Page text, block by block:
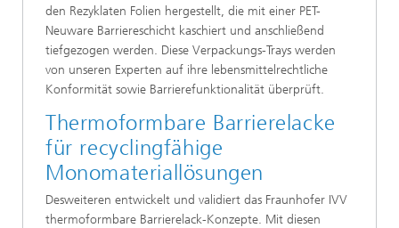
den Rezyklaten Folien hergestellt, die mit einer PET-
Neuware Barriereschicht kaschiert und anschließend
tiefgezogen werden. Diese Verpackungs-Trays werden
von unseren Experten auf ihre lebensmittelrechtliche
Konformität sowie Barrierefunktionalität überprüft.
Thermoformbare Barrierelacke
für recyclingfähige
Monomateriallösungen
Desweiteren entwickelt und validiert das Fraunhofer IVV
thermoformbare Barrierelack-Konzepte. Mit diesen